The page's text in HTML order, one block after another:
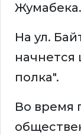
Жумабека.
На ул.
начнется
полка".
Во время